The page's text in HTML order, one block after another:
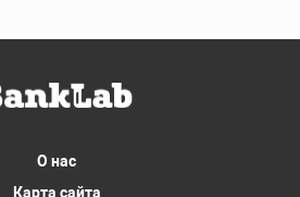
О нас
Карта сайта